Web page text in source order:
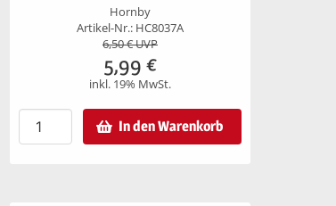
Hornby
Artikel-Nr.: HC8037A
6,50€ UVP
5,99 €
inkl. 19% MwSt.
In den Warenkorb